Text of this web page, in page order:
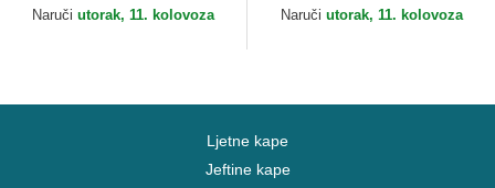
Naruči utorak, 11. kolovoza
Capslab
Naruči utorak, 11. kolovoza
Ljetne kape
Jeftine kape